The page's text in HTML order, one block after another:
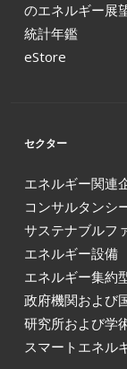
のエネルギー展
統計年鑑
eStore
セクター
エネルギー関連
コンサルタンシ
サステナブルフ
エネルギー設備
エネルギー集約
政府機関および
研究所および学
スマートエネル